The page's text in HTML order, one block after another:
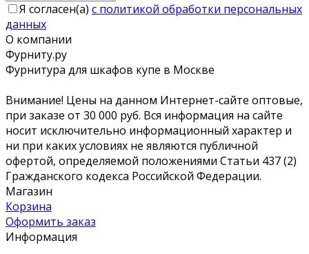
Я согласен(a) с политикой обработки персональных
данных
О компании
Фурниту.ру
Фурнитура для шкафов купе в Москве
Внимание! Цены на данном Интернет-сайте оптовые,
при заказе от 30 000 руб. Вся информация на сайте
носит исключительно информационный характер и
ни при каких условиях не являются публичной
офертой, определяемой положениями Статьи 437 (2)
Гражданского кодекса Российской Федерации.
Магазин
Корзина
Оформить заказ
Информация